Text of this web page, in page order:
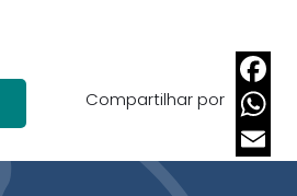
Compartilhar por